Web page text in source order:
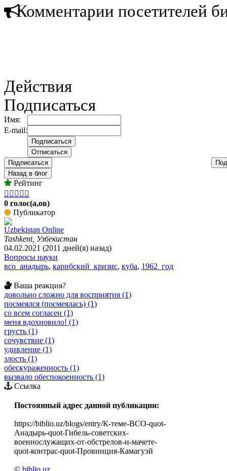
Комментарии посетителей
Действия
Подписаться
Имя:
E-mail:
Подписаться
Назад в блог
Рейтинг
    
0 голос(а,ов)
Публикатор
Uzbekistan Online
Tashkent, Узбекистан
04.02.2021 (2011 дней(я) назад)
Вопросы науки
всо_анадырь, карибский_кризис, куба, 1962_год
Ваша реакция?
довольно сложно для восприятия (1)
посмеялся (посмеялась) (1)
со всем согласен (1)
меня вдохновило! (1)
грусть (1)
сочувствие (1)
удивление (1)
злость (1)
обескураженность (1)
вызвало обеспокоенность (1)
Ссылка
Постоянный адрес данной публикации:
https://biblio.uz/blogs/entry/К-теме-ВСО-quot-
Анадырь-quot-Гибель-советских-
военнослужащих-от-обстрелов-и-мачете-
quot-контрас-quot-Провинция-Камагуэй
© biblio.uz